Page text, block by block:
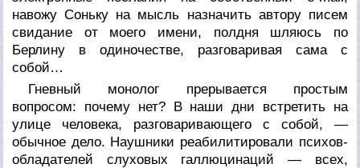
навожу Соньку на мысль назначить автору писем
свидание от моего имени, полдня шляюсь по
Берлину в одиночестве, разговаривая сама с
собой…
Гневный монолог прерывается простым
вопросом: почему нет? В наши дни встретить на
улице человека, разговаривающего с собой, —
обычное дело. Наушники реабилитировали психов-
обладателей слуховых галлюцинаций — всех,